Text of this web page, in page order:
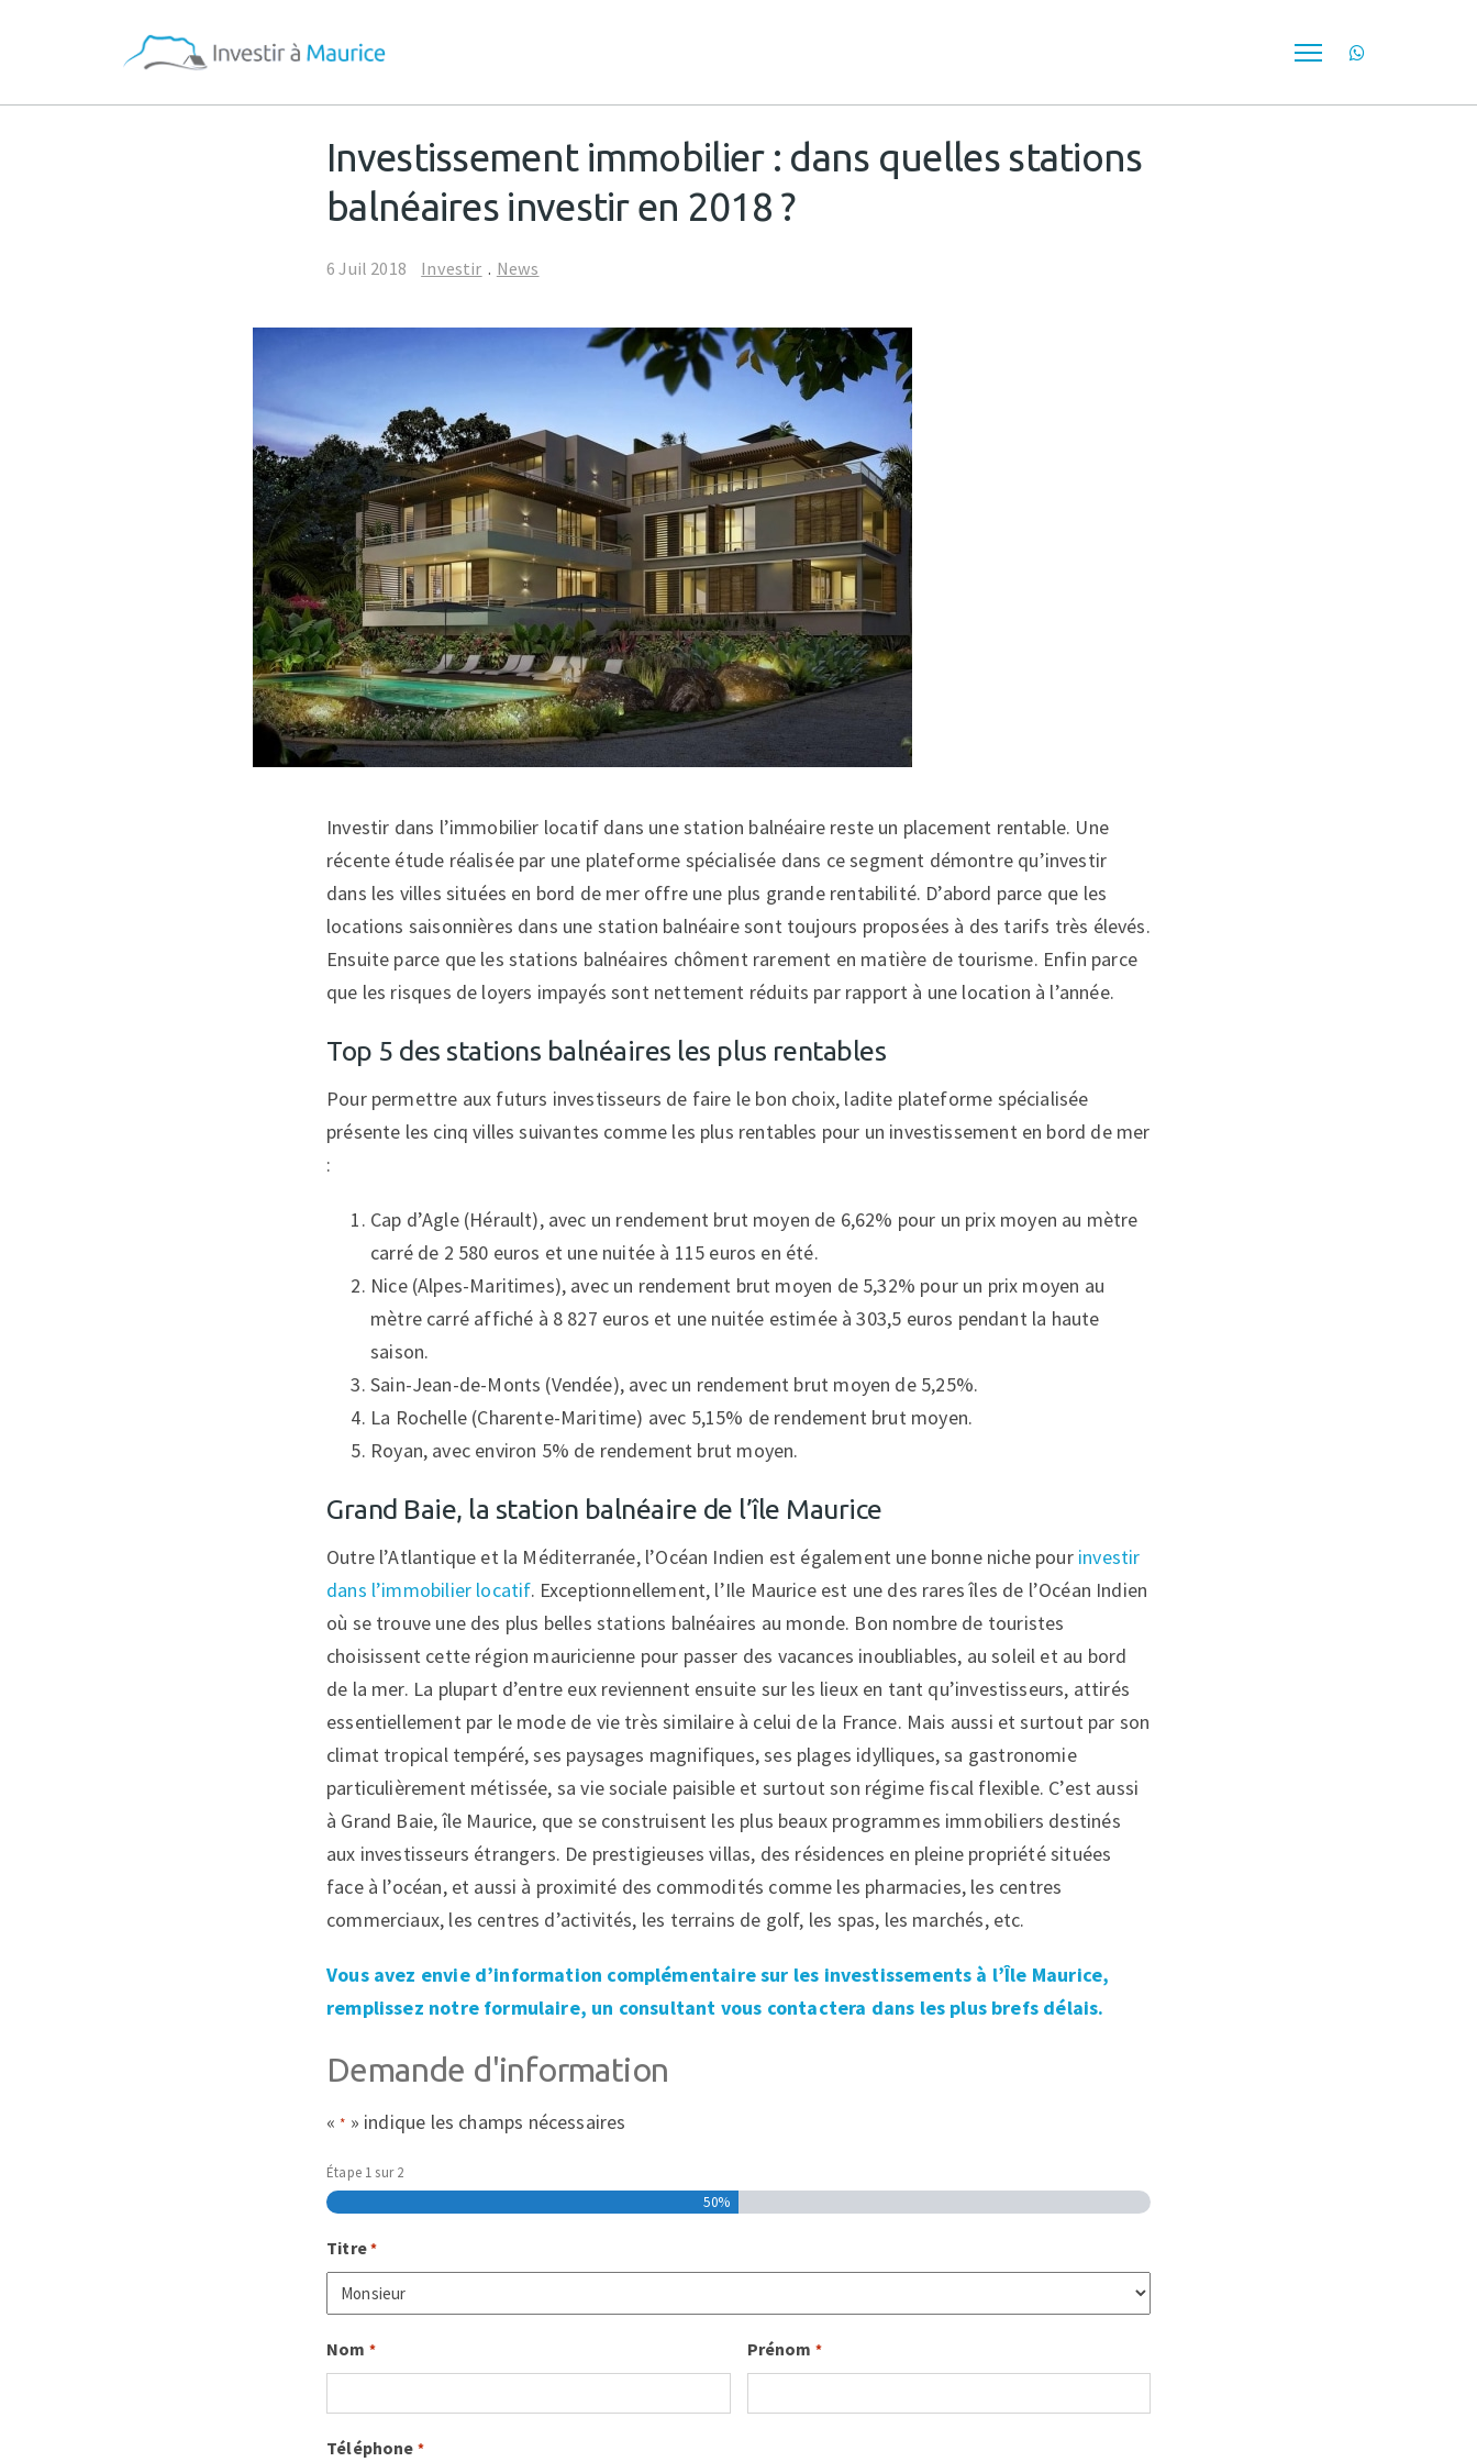
Investissement immobilier : dans quelles stations
balnéaires investir en 2018 ?
6 Juil 2018 Investir . News
Investir dans l’immobilier locatif dans une station balnéaire reste un placement rentable. Une
récente étude réalisée par une plateforme spécialisée dans ce segment démontre qu’investir
dans les villes situées en bord de mer offre une plus grande rentabilité. D’abord parce que les
locations saisonnières dans une station balnéaire sont toujours proposées à des tarifs très élevés.
Ensuite parce que les stations balnéaires chôment rarement en matière de tourisme. Enfin parce
que les risques de loyers impayés sont nettement réduits par rapport à une location à l’année.
Top 5 des stations balnéaires les plus rentables
Pour permettre aux futurs investisseurs de faire le bon choix, ladite plateforme spécialisée
présente les cinq villes suivantes comme les plus rentables pour un investissement en bord de mer
:
Cap d’Agle (Hérault), avec un rendement brut moyen de 6,62% pour un prix moyen au mètre
carré de 2 580 euros et une nuitée à 115 euros en été.
Nice (Alpes-Maritimes), avec un rendement brut moyen de 5,32% pour un prix moyen au
mètre carré affiché à 8 827 euros et une nuitée estimée à 303,5 euros pendant la haute
saison.
Sain-Jean-de-Monts (Vendée), avec un rendement brut moyen de 5,25%.
La Rochelle (Charente-Maritime) avec 5,15% de rendement brut moyen.
Royan, avec environ 5% de rendement brut moyen.
Grand Baie, la station balnéaire de l’île Maurice
Outre l’Atlantique et la Méditerranée, l’Océan Indien est également une bonne niche pour investir
dans l’immobilier locatif. Exceptionnellement, l’Ile Maurice est une des rares îles de l’Océan Indien
où se trouve une des plus belles stations balnéaires au monde. Bon nombre de touristes
choisissent cette région mauricienne pour passer des vacances inoubliables, au soleil et au bord
de la mer. La plupart d’entre eux reviennent ensuite sur les lieux en tant qu’investisseurs, attirés
essentiellement par le mode de vie très similaire à celui de la France. Mais aussi et surtout par son
climat tropical tempéré, ses paysages magnifiques, ses plages idylliques, sa gastronomie
particulièrement métissée, sa vie sociale paisible et surtout son régime fiscal flexible. C’est aussi
à Grand Baie, île Maurice, que se construisent les plus beaux programmes immobiliers destinés
aux investisseurs étrangers. De prestigieuses villas, des résidences en pleine propriété situées
face à l’océan, et aussi à proximité des commodités comme les pharmacies, les centres
commerciaux, les centres d’activités, les terrains de golf, les spas, les marchés, etc.
Vous avez envie d’information complémentaire sur les investissements à l’Île Maurice,
remplissez notre formulaire, un consultant vous contactera dans les plus brefs délais.
Demande d'information
«* » indique les champs nécessaires
Étape 1 sur2
50%
Titre*
Nom * Prénom *
Téléphone *